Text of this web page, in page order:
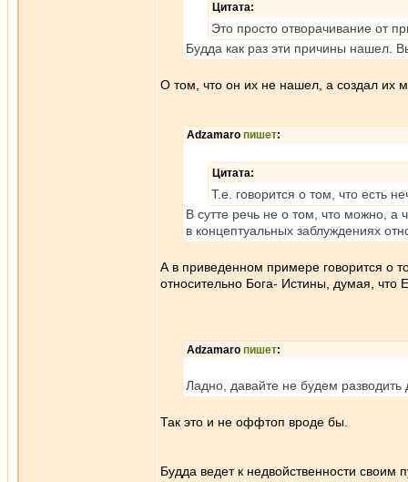
Цитата:
Это просто отворачивание от
Будда как раз эти причины нашел.
О том, что он их не нашел, а создал их
Adzamaro пишет:
Цитата:
Т.е. говорится о том, что есть
В сутте речь не о том, что можно, а
в концептуальных заблуждениях
А в приведенном примере говорится о
относительно Бога- Истины, думая, что
Adzamaro пишет:
Ладно, давайте не будем
Так это и не оффтоп вроде бы.
Будда ведет к недвойственности